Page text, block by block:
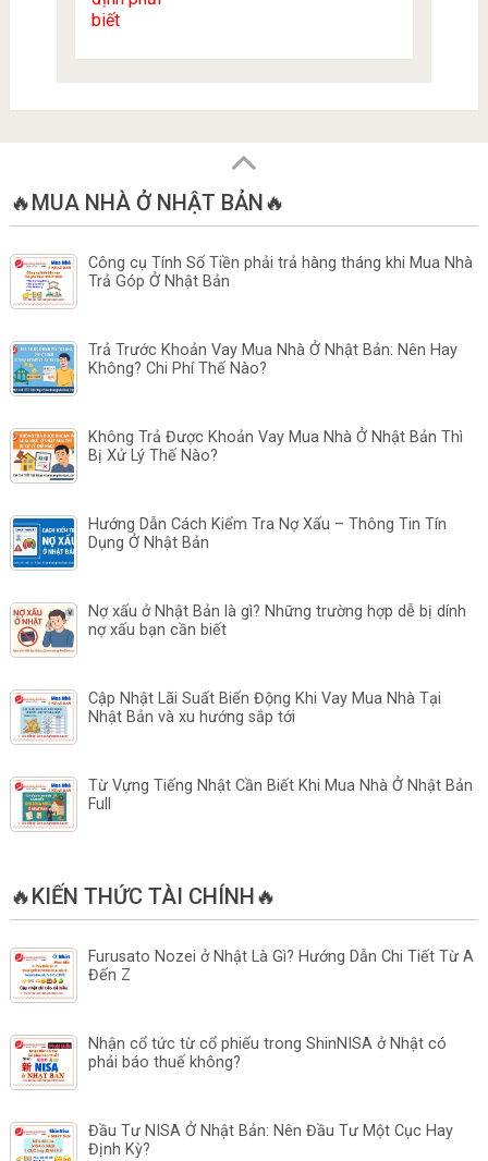
🔥MUA NHÀ Ở NHẬT BẢN🔥
Công cụ Tính Số Tiền phải trả hàng tháng khi Mua Nhà
Trả Góp Ở Nhật Bản
Trả Trước Khoản Vay Mua Nhà Ở Nhật Bản: Nên Hay
Không? Chi Phí Thế Nào?
Không Trả Được Khoản Vay Mua Nhà Ở Nhật Bản Thì
Bị Xử Lý Thế Nào?
Hướng Dẫn Cách Kiểm Tra Nợ Xấu – Thông Tin Tín
Dụng Ở Nhật Bản
Nợ xấu ở Nhật Bản là gì? Những trường hợp dễ bị dính
nợ xấu bạn cần biết
Cập Nhật Lãi Suất Biến Động Khi Vay Mua Nhà Tại
Nhật Bản và xu hướng sắp tới
Từ Vựng Tiếng Nhật Cần Biết Khi Mua Nhà Ở Nhật Bản
Full
🔥KIẾN THỨC TÀI CHÍNH🔥
Furusato Nozei ở Nhật Là Gì? Hướng Dẫn Chi Tiết Từ A
Đến Z
Nhận cổ tức từ cổ phiếu trong ShinNISA ở Nhật có
phải báo thuế không?
Đầu Tư NISA Ở Nhật Bản: Nên Đầu Tư Một Cục Hay
Định Kỳ?